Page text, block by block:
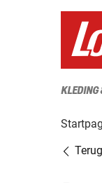
KLEDING